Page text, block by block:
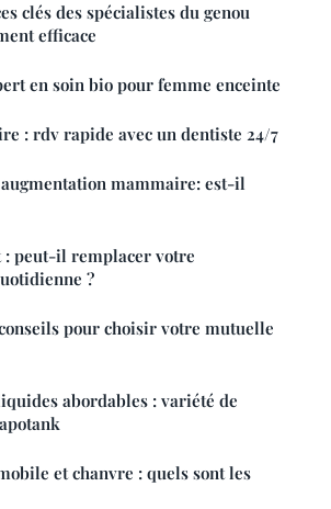
clés des spécialistes du genou
efficace
en soin bio pour femme enceinte
: rdv rapide avec un dentiste 24/7
mammaire: est-il
peut-il remplacer votre
?
pour choisir votre mutuelle
abordables : variété de
et chanvre : quels sont les